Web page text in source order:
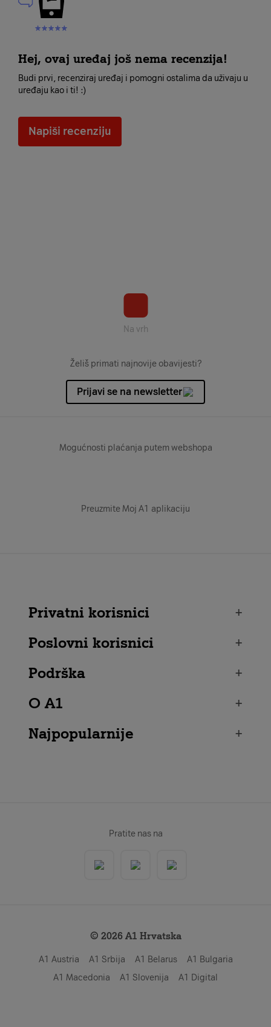
Hej, ovaj uređaj još nema recenzija!
Budi prvi, recenziraj uređaj i pomogni ostalima da uživaju u
uređaju kao i ti! :)
Napiši recenziju
Na vrh
Želiš primati najnovije obavijesti?
Prijavi se na newsletter
Mogućnosti plaćanja putem webshopa
Preuzmite Moj A1 aplikaciju
Privatni korisnici
+
Poslovni korisnici
+
Podrška
+
O A1
+
Najpopularnije
+
Pratite nas na
© 2026 A1 Hrvatska
A1 Austria A1 Srbija A1 Belarus
A1 Bulgaria
A1 Macedonia
A1 Slovenija A1 Digital